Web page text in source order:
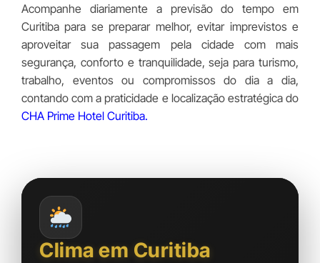
Acompanhe diariamente a previsão do tempo em
Curitiba para se preparar melhor, evitar imprevistos e
aproveitar sua passagem pela cidade com mais
segurança, conforto e tranquilidade, seja para turismo,
trabalho, eventos ou compromissos do dia a dia,
contando com a praticidade e localização estratégica do
CHA Prime Hotel Curitiba.
Clima em Curitiba